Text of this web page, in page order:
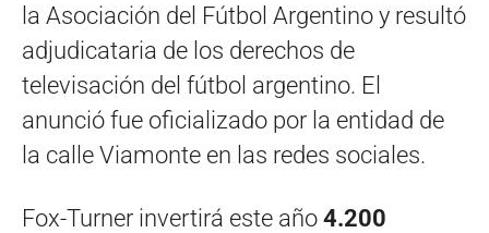
la Asociación del Fútbol Argentino y resultó
adjudicataria de los derechos de
televisación del fútbol argentino. El
anunció fue oficializado por la entidad de
la calle Viamonte en las redes sociales.
Fox-Turner invertirá este año 4.200